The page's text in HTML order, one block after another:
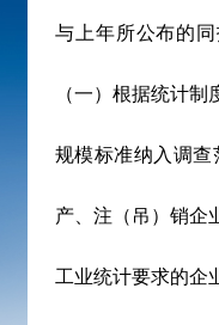
与上年所公布的
（一）根据统计
规模标准纳入调
产、注（吊）销企
工业统计要求的企